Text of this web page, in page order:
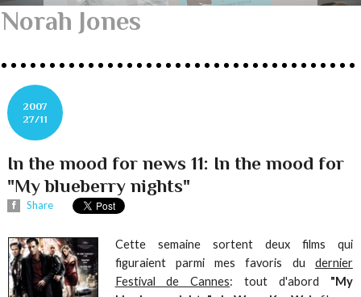
Norah Jones
2007
27/11
In the mood for news 11: In the mood for
"My blueberry nights"
Share
Cette semaine sortent deux films qui
figuraient parmi mes favoris du dernier
Festival de Cannes: tout d'abord "My